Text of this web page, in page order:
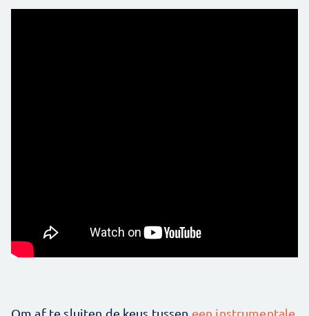
Om af te sluiten de keus tussen een instrumentale